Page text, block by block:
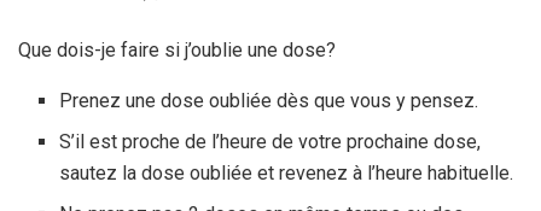
Que dois-je faire si j’oublie une dose?
Prenez une dose oubliée dès que vous y pensez.
S’il est proche de l’heure de votre prochaine dose,
sautez la dose oubliée et revenez à l’heure habituelle.